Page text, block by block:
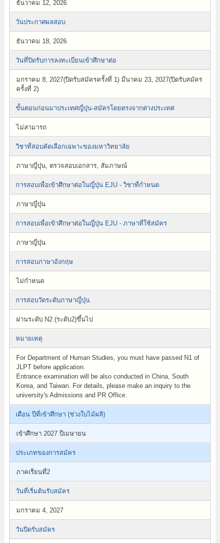
ธันวาคม 12, 2026
วันประกาศผลสอบ
ธันวาคม 18, 2026
วันที่ปิดรับการลงทะเบียนเข้าศึกษาต่อ
มกราคม 8, 2027(ปิดรับสมัครครั้งที่ 1) มีนาคม 23, 2027(ปิดรับสมัคร
ครั้งที่ 2)
ขั้นตอนก่อนมาประเทศญี่ปุ่น-สมัครโดยตรงจากต่างประเทศ
ไม่สามารถ
วิชาที่สอบคัดเลือกเฉพาะของมหาวิทยาลัย
ภาษาญี่ปุ่น, ตรวจสอบเอกสาร, สัมภาษณ์
การสอบเพื่อเข้าศึกษาต่อในญี่ปุ่น EJU - วิชาที่กำหนด
ภาษาญี่ปุ่น
การสอบเพื่อเข้าศึกษาต่อในญี่ปุ่น EJU - ภาษาที่ใช้สมัคร
ภาษาญี่ปุ่น
การสอบภาษาอังกฤษ
ไม่กำหนด
การสอบวัดระดับภาษาญี่ปุ่น
ผ่านระดับ N2 (ระดับ2)ขึ้นไป
หมายเหตุ
For Department of Human Studies, you must have passed N1 of
JLPT before application.
Entrance examination will be also conducted in China, South
Korea, and Taiwan. For details, please make an inquiry to the
university's Admissions and PR Office.
เดือน ปีที่เข้าศึกษา (ช่วงใบไม้ผลิ)
เข้าศึกษา 2027 ปีเมษายน
ประเภทของการสมัคร
ภาคเรียนที่2
วันที่เริ่มต้นรับสมัคร
มกราคม 4, 2027
วันปิดรับสมัคร